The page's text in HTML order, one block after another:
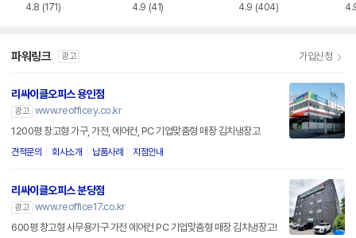
4.8 (171) 4.9 (41) 4.9 (404)
파워링크 광고 가입신청
리싸이클오피스 용인점
광고 www.reofficey.co.kr
1200평 창고형 가구, 가전, 에어컨, PC 기업맞춤형 매장 김치냉장고
견적문의 회사소개 납품사례 지점안내
리싸이클오피스 분당점
광고 www.reoffice17.co.kr
600평 창고형 사무용가구 가전 에어컨 PC 기업맞춤형 매장 김치냉장고!